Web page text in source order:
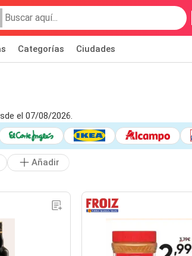
Categorías Ciudades
el 07/08/2026.
Añadir